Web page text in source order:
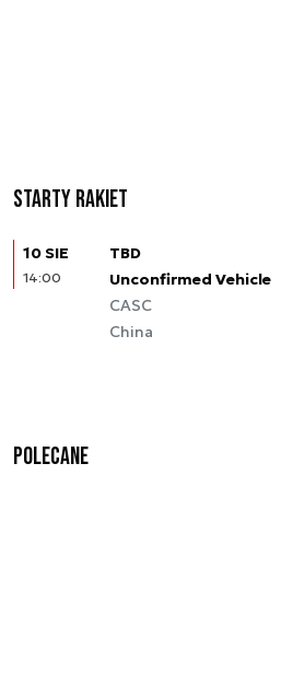
Starty rakiet
10 SIE
14:00
TBD
Unconfirmed Vehicle
CASC
China
Polecane